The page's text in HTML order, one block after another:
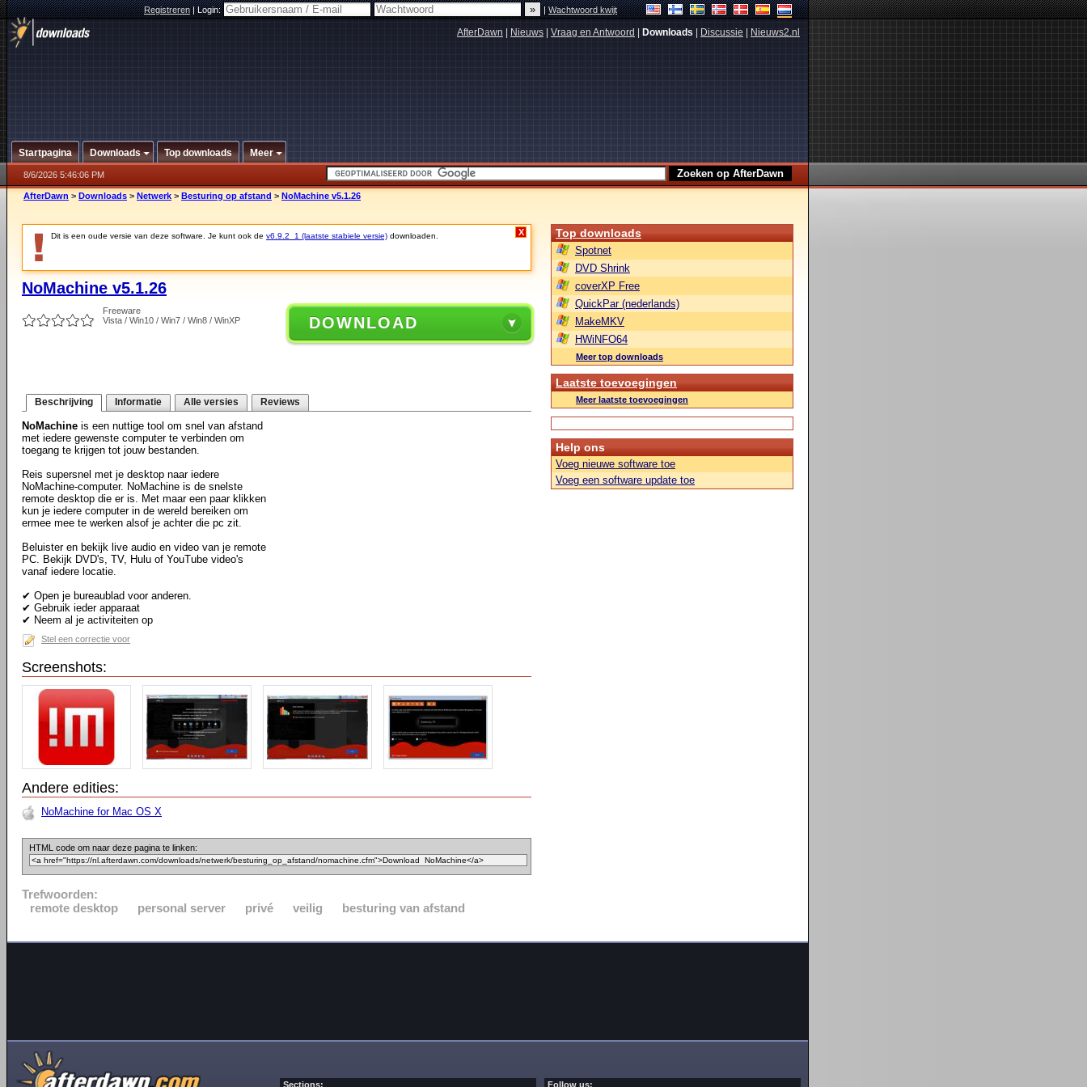
Registreren|Login: |Wachtwoord kwijt
AfterDawn Nieuws Vraag en Antwoord Downloads Discussie Nieuws2.nl
Startpagina Downloads Top downloads Meer
8/6/2026 5:46:06 PM
AfterDawn > Downloads > Netwerk > Besturing op afstand > NoMachine v5.1.26
Dit is een oude versie van deze software. Je kunt ook de v6.9.2_1 (laatste stabiele versie) downloaden. X
NoMachine v5.1.26
Freeware
Vista / Win10 / Win7 / Win8 / WinXP
DOWNLOAD
Beschrijving Informatie Alle versies Reviews
NoMachine is een nuttige tool om snel van afstand
met iedere gewenste computer te verbinden om
toegang te krijgen tot jouw bestanden.
Reis supersnel met je desktop naar iedere
NoMachine-computer. NoMachine is de snelste
remote desktop die er is. Met maar een paar klikken
kun je iedere computer in de wereld bereiken om
ermee mee te werken alsof je achter die pc zit.
Beluister en bekijk live audio en video van je remote
PC. Bekijk DVD's, TV, Hulu of YouTube video's
vanaf iedere locatie.
✔ Open je bureaublad voor anderen.
✔ Gebruik ieder apparaat
✔ Neem al je activiteiten op
Stel een correctie voor
Screenshots:
Andere edities:
NoMachine for Mac OS X
HTML code om naar deze pagina te linken:
Trefwoorden:
remote desktop
personal server privé veilig besturing van afstand
Top downloads
Spotnet
DVD Shrink
coverXP Free
QuickPar (nederlands)
MakeMKV
HWiNFO64
Meer top downloads
Laatste toevoegingen
Meer laatste toevoegingen
Help ons
Voeg nieuwe software toe
Voeg een software update toe
Sections: Follow us: